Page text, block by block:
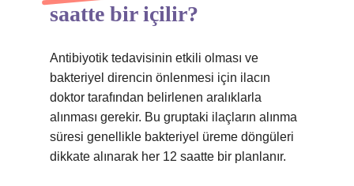
saatte bir içilir?
Antibiyotik tedavisinin etkili olması ve
bakteriyel direncin önlenmesi için ilacın
doktor tarafından belirlenen aralıklarla
alınması gerekir. Bu gruptaki ilaçların alınma
süresi genellikle bakteriyel üreme döngüleri
dikkate alınarak her 12 saatte bir planlanır.